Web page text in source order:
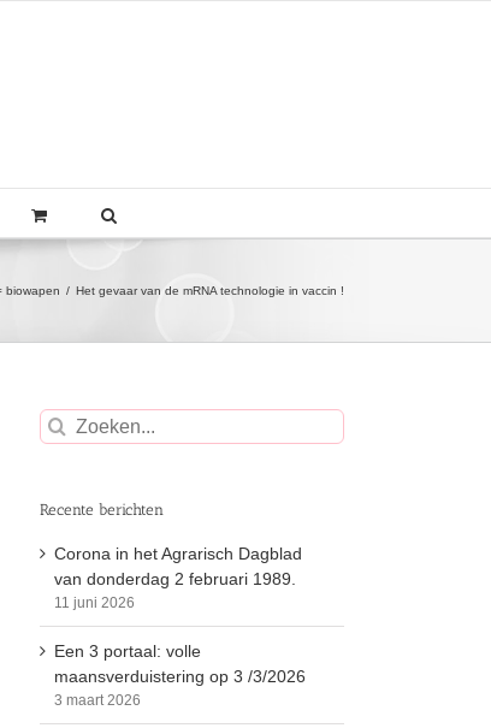
biowapen Het gevaar van de mRNA technologie in vaccin !
Zoeken
naar:
Recente berichten
Corona in het Agrarisch Dagblad
van donderdag 2 februari 1989.
11 juni 2026
Een 3 portaal: volle
maansverduistering op 3 /3/2026
3 maart 2026